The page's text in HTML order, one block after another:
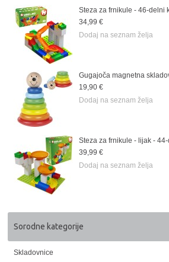
Steza za frnikule - 46-delni
34,99 €
Dodaj na seznam želja
Gugajoča magnetna
19,90 €
Dodaj na seznam želja
Steza za frnikule - lijak -
39,99 €
Dodaj na seznam želja
Sorodne kategorije
Skladovnice